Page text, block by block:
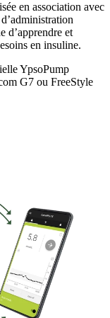
en association avec
d’apprendre et
en insuline.
YpsoPump
G7 ou FreeStyle